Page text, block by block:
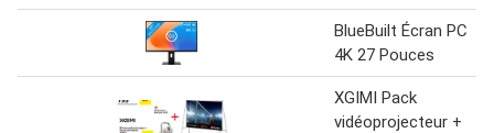
BlueBuilt Écran PC
4K 27 Pouces
XGIMI Pack
vidéoprojecteur +